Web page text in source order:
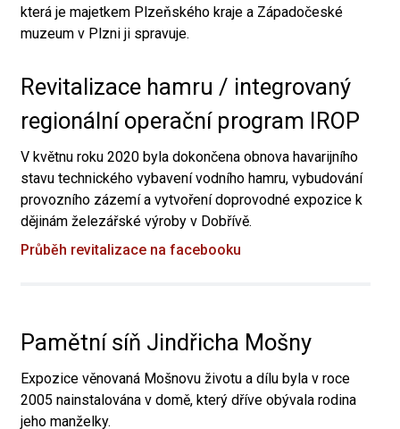
která je majetkem Plzeňského kraje a Západočeské
muzeum v Plzni ji spravuje.
Revitalizace hamru / integrovaný
regionální operační program IROP
V květnu roku 2020 byla dokončena obnova havarijního
stavu technického vybavení vodního hamru, vybudování
provozního zázemí a vytvoření doprovodné expozice k
dějinám železářské výroby v Dobřívě.
Průběh revitalizace na facebooku
Pamětní síň Jindřicha Mošny
Expozice věnovaná Mošnovu životu a dílu byla v roce
2005 nainstalována v domě, který dříve obývala rodina
jeho manželky.